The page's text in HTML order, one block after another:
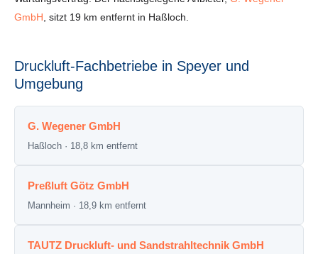
GmbH , sitzt 19 km entfernt in Haßloch.
Druckluft-Fachbetriebe in Speyer und
Umgebung
G. Wegener GmbH
Haßloch · 18,8 km entfernt
Preßluft Götz GmbH
Mannheim · 18,9 km entfernt
TAUTZ Druckluft- und Sandstrahltechnik GmbH